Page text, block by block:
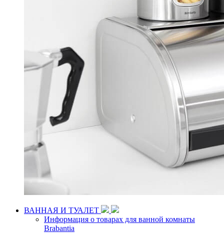
ВАННАЯ И ТУАЛЕТ
Информация о товарах для ванной комнаты
Brabantia